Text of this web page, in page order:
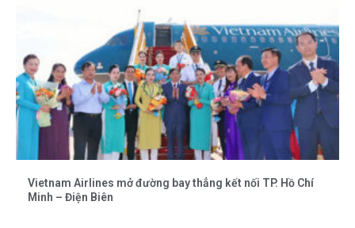
Vietnam Airlines mở đường bay thẳng kết nối TP. Hồ Chí
Minh – Điện Biên